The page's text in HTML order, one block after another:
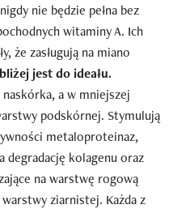
nie będzie pełna bez
witaminy A. Ich
że zasługują na miano
jest do ideału.
a w mniejszej
podskórnej. Stymulują
metaloproteinaz,
degradację kolagenu oraz
na warstwę rogową
ziarnistej. Każda z